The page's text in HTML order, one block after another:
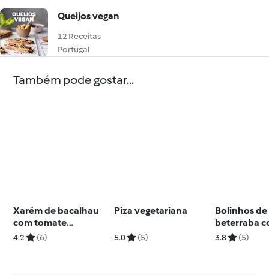
Queijos vegan
12 Receitas
Portugal
Também pode gostar...
Xarém de bacalhau
com tomate
confitado
4.2 (6)
Piza vegetariana
5.0 (5)
Bolinhos de
beterraba
iogurte
3.8 (5)